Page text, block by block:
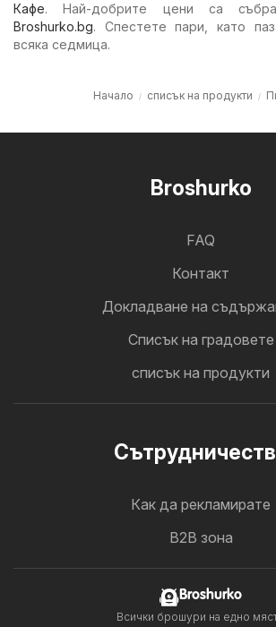
Кафе. Най-добрите цени са
Broshurko.bg. Спестете пари, като
всяка седмица.
Начало списък на продукти
Broshurko
FAQ
Контакт
Докладване на
Cписък на градовете
списък на продукти
Как да рекламирате
B2B зона
Broshurko
Всички брошури на едно